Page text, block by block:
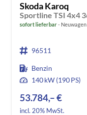
Skoda Karoq
sofort lieferbar Neuwagen
96511
Benzin
140 kW (190 PS)
53.784,– €
incl. 20% MwSt.